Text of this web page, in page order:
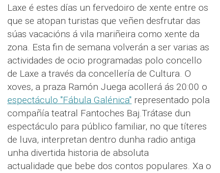
Laxe é estes días un fervedoiro de xente entre os
que se atopan turistas que veñen desfrutar das
súas vacacións á vila mariñeira como xente da
zona. Esta fin de semana volverán a ser varias as
actividades de ocio programadas polo concello
de Laxe a través da concellería de Cultura. O
xoves, a praza Ramón Juega acollerá ás 20:00 o
espectáculo "Fábula Galénica" representado pola
compañía teatral Fantoches Baj.Trátase dun
espectáculo para público familiar, no que títeres
de luva, interpretan dentro dunha radio antiga
unha divertida historia de absoluta
actualidade que bebe dos contos populares. Xa o